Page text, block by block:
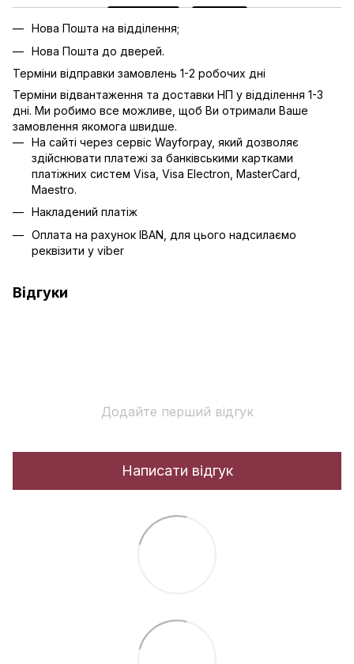
Нова Пошта на відділення;
Нова Пошта до дверей.
Терміни відправки замовлень 1-2 робочих дні
Терміни відвантаження та доставки НП у відділення 1-3
дні. Ми робимо все можливе, щоб Ви отримали Ваше
замовлення якомога швидше.
На сайті через сервіс Wayforpay, який дозволяє
здійснювати платежі за банківськими картками
платіжних систем Visa, Visa Electron, MasterCard,
Maestro.
Накладений платіж
Оплата на рахунок IBAN, для цього надсилаємо
реквізити у viber
Відгуки
Додайте перший відгук
Написати відгук